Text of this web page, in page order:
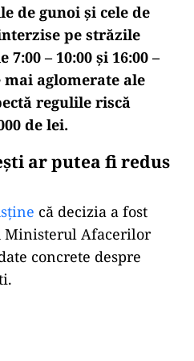
de gunoi și cele de
pe străzile
– 10:00 și 16:00 –
mai aglomerate ale
regulile riscă
de lei.
ar putea fi redus
că decizia a fost
Ministerul Afacerilor
concrete despre